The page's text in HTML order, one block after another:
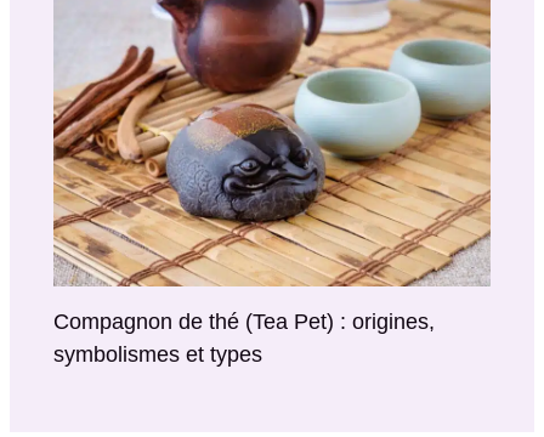
Compagnon de thé (Tea Pet) : origines,
symbolismes et types